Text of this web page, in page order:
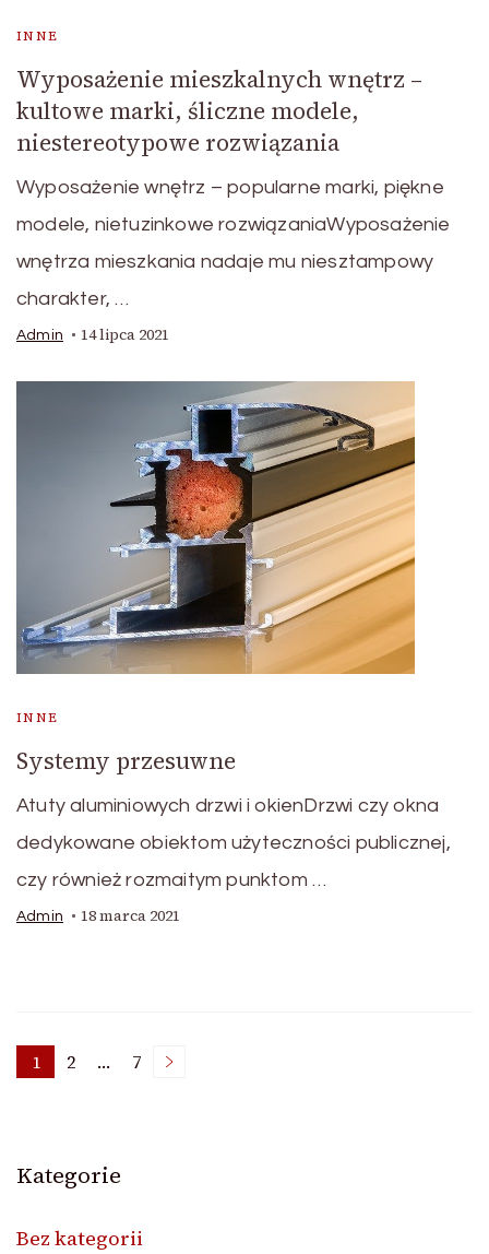
INNE
Wyposażenie mieszkalnych wnętrz –
kultowe marki, śliczne modele,
niestereotypowe rozwiązania
Wyposażenie wnętrz – popularne marki, piękne
modele, nietuzinkowe rozwiązaniaWyposażenie
wnętrza mieszkania nadaje mu niesztampowy
charakter, …
Admin 14 lipca 2021
INNE
Systemy przesuwne
Atuty aluminiowych drzwi i okienDrzwi czy okna
dedykowane obiektom użyteczności publicznej,
czy również rozmaitym punktom …
Admin 18 marca 2021
Nawigacja
wpisach
Page
1 Page
2 … Page
7
Kategorie
Bez kategorii